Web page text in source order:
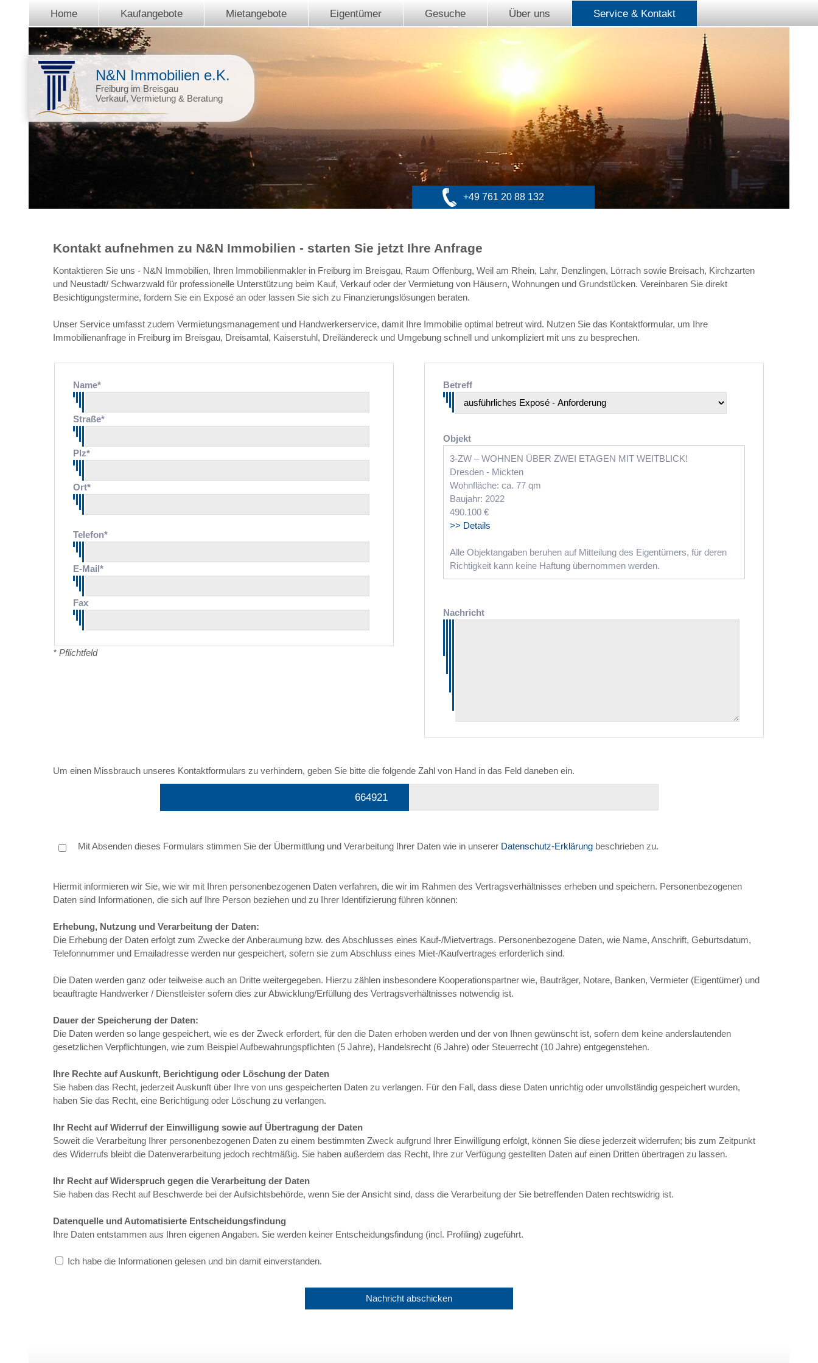
Home Kaufangebote Mietangebote Eigentümer Gesuche Über uns Service & Kontakt
N&N Immobilien e.K.
Freiburg im Breisgau
Verkauf, Vermietung & Beratung
+49 761 20 88 132
Kontakt aufnehmen zu N&N Immobilien - starten Sie jetzt Ihre Anfrage
Kontaktieren Sie uns - N&N Immobilien, Ihren Immobilienmakler in Freiburg im Breisgau, Raum Offenburg, Weil am Rhein, Lahr, Denzlingen, Lörrach sowie Breisach, Kirchzarten
und Neustadt/ Schwarzwald für professionelle Unterstützung beim Kauf, Verkauf oder der Vermietung von Häusern, Wohnungen und Grundstücken. Vereinbaren Sie direkt
Besichtigungstermine, fordern Sie ein Exposé an oder lassen Sie sich zu Finanzierungslösungen beraten.
Unser Service umfasst zudem Vermietungsmanagement und Handwerkerservice, damit Ihre Immobilie optimal betreut wird. Nutzen Sie das Kontaktformular, um Ihre
Immobilienanfrage in Freiburg im Breisgau, Dreisamtal, Kaiserstuhl, Dreiländereck und Umgebung schnell und unkompliziert mit uns zu besprechen.
Name*
Straße*
Plz*
Ort*
Telefon*
E-Mail*
Fax
* Pflichtfeld
Betreff
Objekt
3-ZW – WOHNEN ÜBER ZWEI ETAGEN MIT WEITBLICK!
Dresden - Mickten
Wohnfläche: ca. 77 qm
Baujahr: 2022
490.100 €
>> Details
Alle Objektangaben beruhen auf Mitteilung des Eigentümers, für deren
Richtigkeit kann keine Haftung übernommen werden.
Nachricht
Um einen Missbrauch unseres Kontaktformulars zu verhindern, geben Sie bitte die folgende Zahl von Hand in das Feld daneben ein.
664921
Mit Absenden dieses Formulars stimmen Sie der Übermittlung und Verarbeitung Ihrer Daten wie in unserer Datenschutz-Erklärung beschrieben zu.
Hiermit informieren wir Sie, wie wir mit Ihren personenbezogenen Daten verfahren, die wir im Rahmen des Vertragsverhältnisses erheben und speichern. Personenbezogenen
Daten sind Informationen, die sich auf Ihre Person beziehen und zu Ihrer Identifizierung führen können:
Erhebung, Nutzung und Verarbeitung der Daten:
Die Erhebung der Daten erfolgt zum Zwecke der Anberaumung bzw. des Abschlusses eines Kauf-/Mietvertrags. Personenbezogene Daten, wie Name, Anschrift, Geburtsdatum,
Telefonnummer und Emailadresse werden nur gespeichert, sofern sie zum Abschluss eines Miet-/Kaufvertrages erforderlich sind.
Die Daten werden ganz oder teilweise auch an Dritte weitergegeben. Hierzu zählen insbesondere Kooperationspartner wie, Bauträger, Notare, Banken, Vermieter (Eigentümer) und
beauftragte Handwerker / Dienstleister sofern dies zur Abwicklung/Erfüllung des Vertragsverhältnisses notwendig ist.
Dauer der Speicherung der Daten:
Die Daten werden so lange gespeichert, wie es der Zweck erfordert, für den die Daten erhoben werden und der von Ihnen gewünscht ist, sofern dem keine anderslautenden
gesetzlichen Verpflichtungen, wie zum Beispiel Aufbewahrungspflichten (5 Jahre), Handelsrecht (6 Jahre) oder Steuerrecht (10 Jahre) entgegenstehen.
Ihre Rechte auf Auskunft, Berichtigung oder Löschung der Daten
Sie haben das Recht, jederzeit Auskunft über Ihre von uns gespeicherten Daten zu verlangen. Für den Fall, dass diese Daten unrichtig oder unvollständig gespeichert wurden,
haben Sie das Recht, eine Berichtigung oder Löschung zu verlangen.
Ihr Recht auf Widerruf der Einwilligung sowie auf Übertragung der Daten
Soweit die Verarbeitung Ihrer personenbezogenen Daten zu einem bestimmten Zweck aufgrund Ihrer Einwilligung erfolgt, können Sie diese jederzeit widerrufen; bis zum Zeitpunkt
des Widerrufs bleibt die Datenverarbeitung jedoch rechtmäßig. Sie haben außerdem das Recht, Ihre zur Verfügung gestellten Daten auf einen Dritten übertragen zu lassen.
Ihr Recht auf Widerspruch gegen die Verarbeitung der Daten
Sie haben das Recht auf Beschwerde bei der Aufsichtsbehörde, wenn Sie der Ansicht sind, dass die Verarbeitung der Sie betreffenden Daten rechtswidrig ist.
Datenquelle und Automatisierte Entscheidungsfindung
Ihre Daten entstammen aus Ihren eigenen Angaben. Sie werden keiner Entscheidungsfindung (incl. Profiling) zugeführt.
Ich habe die Informationen gelesen und bin damit einverstanden.